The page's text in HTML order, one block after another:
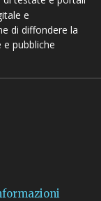
e
di diffondere la
pubbliche